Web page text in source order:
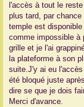
l'accès à tout le
plus tard, par
temple est
comme impossible à
grille et je l'ai
la plateforme à son
suite.J'y ai eu
été bloqué juste
dire se que je dois
Merci d'avance.